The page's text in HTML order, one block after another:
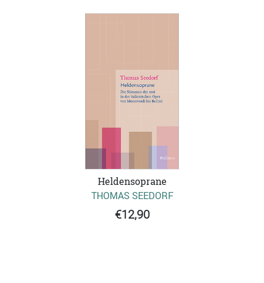
Heldensoprane
THOMAS SEEDORF
€12,90